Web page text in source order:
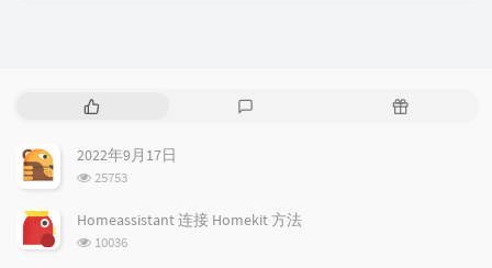
热
文
章
随
2022年9月17日
浏
次
25753
Homeassistant 连接 Homekit 方法
浏
10036